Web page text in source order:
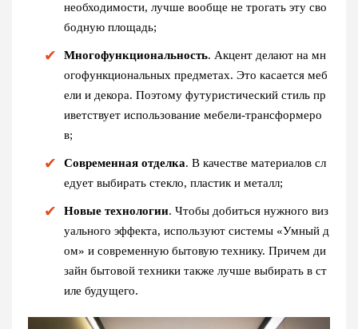
необходимости, лучше вообще не трогать эту сво
бодную площадь;
Многофункциональность. Акцент делают на мн
огофункциональных предметах. Это касается меб
ели и декора. Поэтому футуристический стиль пр
иветствует использование мебели-трансформеро
в;
Современная отделка. В качестве материалов сл
едует выбирать стекло, пластик и металл;
Новые технологии. Чтобы добиться нужного виз
уального эффекта, используют системы «Умный д
ом» и современную бытовую технику. Причем ди
зайн бытовой техники также лучше выбирать в ст
иле будущего.